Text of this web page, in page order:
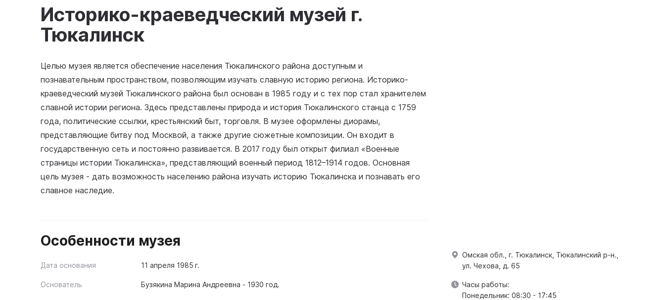
Историко-краеведческий музей г.
Тюкалинск
Целью музея является обеспечение населения Тюкалинского района доступным и
познавательным пространством, позволяющим изучать славную историю региона. Историко-
краеведческий музей Тюкалинского района был основан в 1985 году и с тех пор стал хранителем
славной истории региона. Здесь представлены природа и история Тюкалинского станца с 1759
года, политические ссылки, крестьянский быт, торговля. В музее оформлены диорамы,
представляющие битву под Москвой, а также другие сюжетные композиции. Он входит в
государственную сеть и постоянно развивается. В 2017 году был открыт филиал «Военные
страницы истории Тюкалинска», представляющий военный период 1812–1914 годов. Основная
цель музея - дать возможность населению района изучать историю Тюкалинска и познавать его
славное наследие.
Особенности музея
Дата основания 11 апреля 1985 г.
Основатель Бузякина Марина Андреевна - 1930 год.
Омская обл., г. Тюкалинск, Тюкалинский р-н.,
ул. Чехова, д. 65
Часы работы:
Понедельник: 08:30 - 17:45